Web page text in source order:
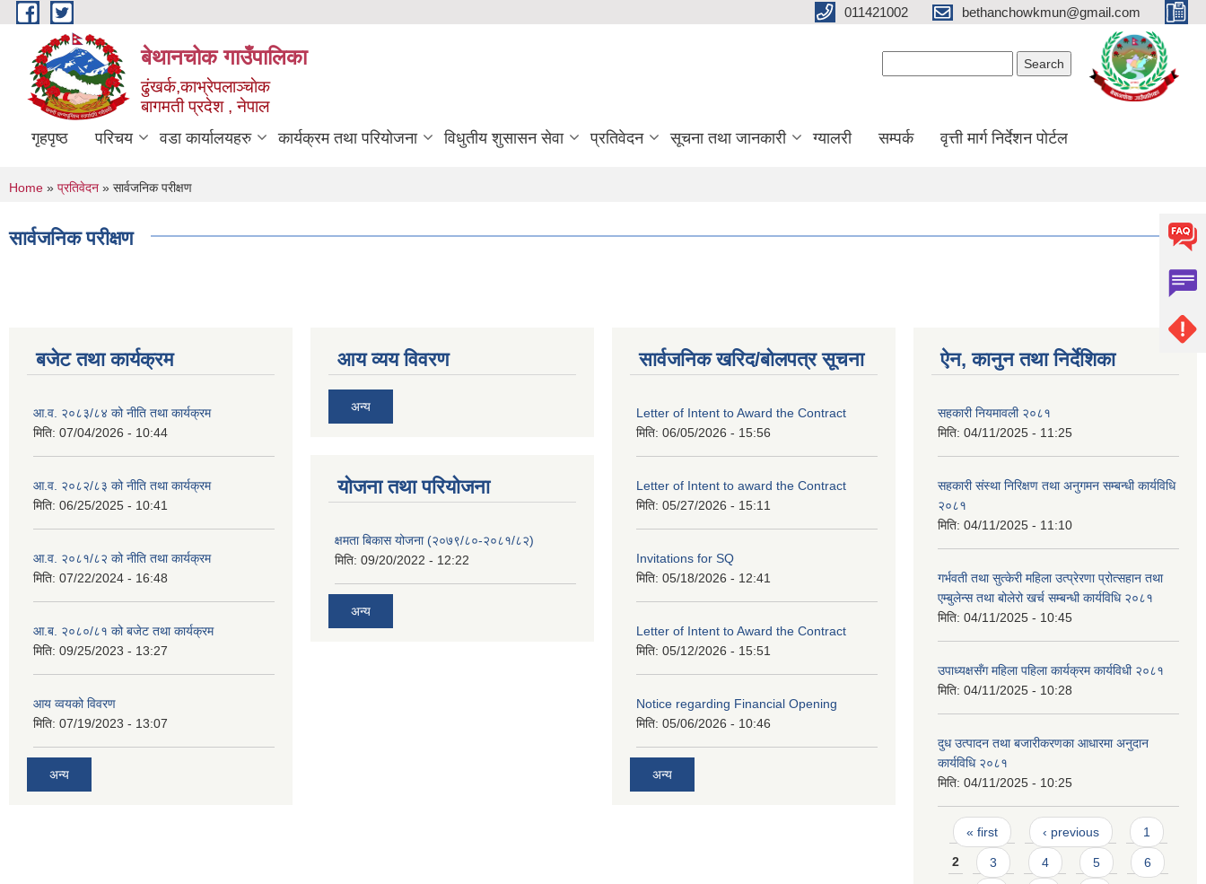
Skip to main content 011421002 bethanchowkmun@gmail.com
बेथानचोक गाउँपालिका
ढुंखर्क,काभ्रेपलाञ्चाेक
बागमती प्रदेश , नेपाल
गृहपृष्ठ परिचय वडा कार्यालयहरु कार्यक्रम तथा परियोजना विधुतीय शुसासन सेवा प्रतिवेदन सूचना तथा जानकारी ग्यालरी सम्पर्क वृत्ती मार्ग निर्देशन पोर्टल
You are here
Home » प्रतिवेदन » सार्वजनिक परीक्षण
सार्वजनिक परीक्षण
बजेट तथा कार्यक्रम
आ.व. २०८३/८४ को नीति तथा कार्यक्रम
मिति: 07/04/2026 - 10:44
आ.व. २०८२/८३ को नीति तथा कार्यक्रम
मिति: 06/25/2025 - 10:41
आ.व. २०८१/८२ को नीति तथा कार्यक्रम
मिति: 07/22/2024 - 16:48
आ.ब. २०८०/८१ को बजेट तथा कार्यक्रम
मिति: 09/25/2023 - 13:27
आय व्वयको विवरण
मिति: 07/19/2023 - 13:07
अन्य
आय व्यय विवरण
अन्य
याेजना तथा परियाेजना
क्षमता बिकास योजना (२०७९/८०-२०८१/८२)
मिति: 09/20/2022 - 12:22
अन्य
सार्वजनिक खरिद/बोलपत्र सूचना
Letter of Intent to Award the Contract
मिति: 06/05/2026 - 15:56
Letter of Intent to award the Contract
मिति: 05/27/2026 - 15:11
Invitations for SQ
मिति: 05/18/2026 - 12:41
Letter of Intent to Award the Contract
मिति: 05/12/2026 - 15:51
Notice regarding Financial Opening
मिति: 05/06/2026 - 10:46
अन्य
ऐन, कानुन तथा निर्देशिका
सहकारी नियमावली २०८१
मिति: 04/11/2025 - 11:25
सहकारी संस्था निरिक्षण तथा अनुगमन सम्बन्धी कार्यविधि
२०८१
मिति: 04/11/2025 - 11:10
गर्भवती तथा सुत्केरी महिला उत्प्रेरणा प्रोत्सहान तथा
एम्बुलेन्स तथा बोलेरो खर्च सम्बन्धी कार्यविधि २०८१
मिति: 04/11/2025 - 10:45
उपाध्यक्षसँग महिला पहिला कार्यक्रम कार्यविधी २०८१
मिति: 04/11/2025 - 10:28
दुध उत्पादन तथा बजारीकरणका आधारमा अनुदान
कार्यविधि २०८१
मिति: 04/11/2025 - 10:25
Pages
« first ‹ previous 1
2 3 4 5 6